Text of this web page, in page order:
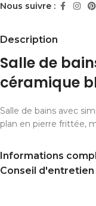
Nous suivre :
Description
Salle de
céramique
Salle de bains avec
plan en pierre frittée,
Informations
Conseil d'entretien